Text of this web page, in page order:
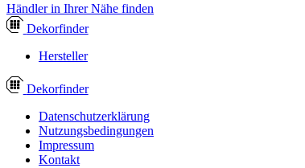
Händler in Ihrer Nähe finden
Dekorfinder
Hersteller
Dekorfinder
Datenschutzerklärung
Nutzungsbedingungen
Impressum
Kontakt